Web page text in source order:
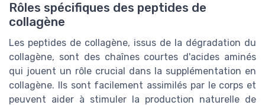
Rôles spécifiques des peptides de
collagène
Les peptides de collagène, issus de la dégradation du
collagène, sont des chaînes courtes d'acides aminés
qui jouent un rôle crucial dans la supplémentation en
collagène. Ils sont facilement assimilés par le corps et
peuvent aider à stimuler la production naturelle de